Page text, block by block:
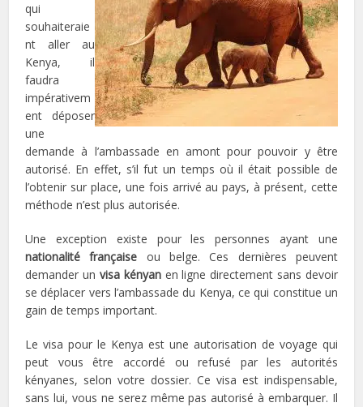
qui
souhaiteraie
nt aller au
Kenya, il
faudra
impérativem
ent déposer
une
demande à l’ambassade en amont pour pouvoir y être
autorisé. En effet, s’il fut un temps où il était possible de
l’obtenir sur place, une fois arrivé au pays, à présent, cette
méthode n’est plus autorisée.
Une exception existe pour les personnes ayant une
nationalité française ou belge. Ces dernières peuvent
demander un visa kényanen ligne directement sans devoir
se déplacer vers l’ambassade du Kenya, ce qui constitue un
gain de temps important.
Le visa pour le Kenya est une autorisation de voyage qui
peut vous être accordé ou refusé par les autorités
kényanes, selon votre dossier. Ce visa est indispensable,
sans lui, vous ne serez même pas autorisé à embarquer. Il